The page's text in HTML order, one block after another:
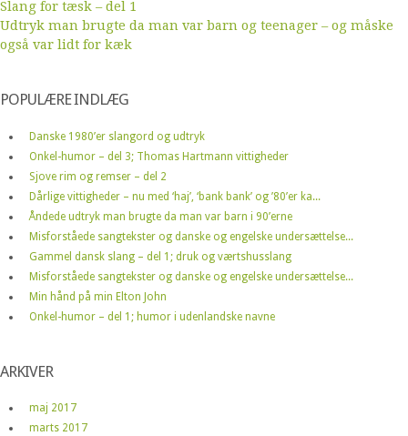
Slang for tæsk – del 1
Udtryk man brugte da man var barn og teenager – og måske
også var lidt for kæk
POPULÆRE INDLÆG
Danske 1980’er slangord og udtryk
Onkel-humor – del 3; Thomas Hartmann vittigheder
Sjove rim og remser – del 2
Dårlige vittigheder – nu med ‘haj’, ‘bank bank’ og ’80’er ka...
Åndede udtryk man brugte da man var barn i 90’erne
Misforståede sangtekster og danske og engelske undersættelse...
Gammel dansk slang – del 1; druk og værtshusslang
Misforståede sangtekster og danske og engelske undersættelse...
Min hånd på min Elton John
Onkel-humor – del 1; humor i udenlandske navne
ARKIVER
maj 2017
marts 2017